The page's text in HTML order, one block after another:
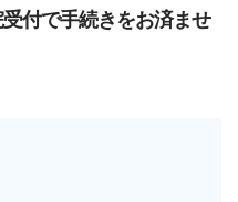
付で手続きをお済ませ